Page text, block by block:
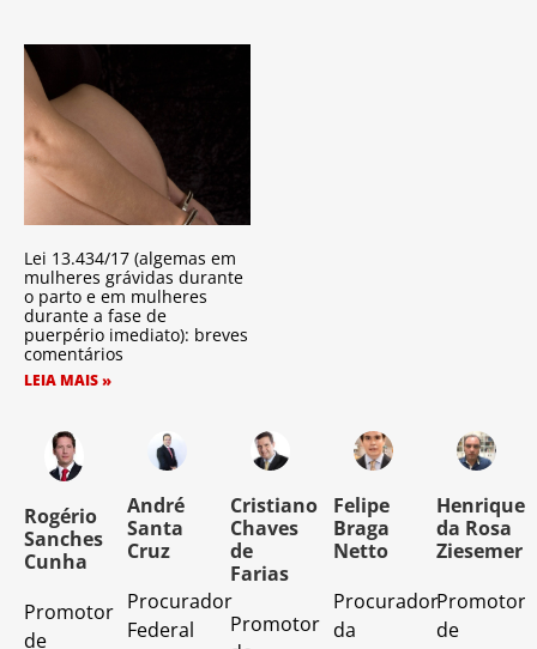
Lei 13.434/17 (algemas em
mulheres grávidas durante
o parto e em mulheres
durante a fase de
puerpério imediato): breves
comentários
LEIA MAIS »
Rogério
Sanches
Cunha
Promotor
de
André
Santa
Cruz
Procurador
Federal
Cristiano
Chaves
de
Farias
Promotor
Felipe
Braga
Netto
Procurador
da
Henrique
da Rosa
Ziesemer
Promotor
de